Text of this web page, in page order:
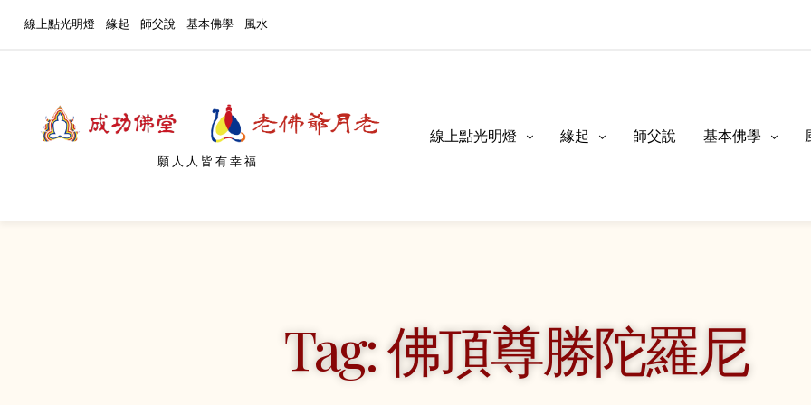
線上點光明燈 緣起 師父說 基本佛學 風水
願人人皆有幸福
線上點光明燈 緣起 師父說 基本佛學
Tag: 佛頂尊勝陀羅尼